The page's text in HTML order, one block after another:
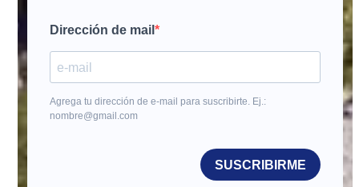
Dirección de mail
Agrega tu dirección de e-mail para suscribirte. Ej.:
nombre@gmail.com
SUSCRIBIRME